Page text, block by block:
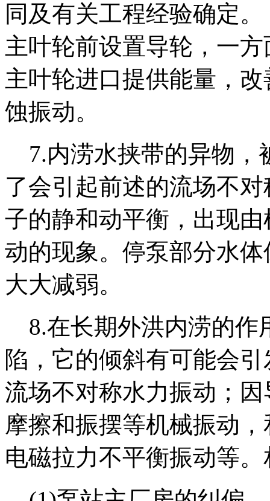
同及有关工程经验确定
主叶轮前设置导轮，一
主叶轮进口提供能量，
蚀振动。
7.内涝水挟带的异物，
了会引起前述的流场不
子的静和动平衡，出现
动的现象。停泵部分水
大大减弱。
8.在长期外洪内涝的作
陷，它的倾斜有可能会
流场不对称水力振动；
摩擦和振摆等机械振动
电磁拉力不平衡振动等